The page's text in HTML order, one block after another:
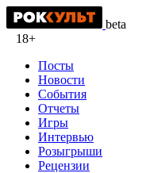
beta
18+
Посты
Новости
События
Отчеты
Игры
Интервью
Розыгрыши
Рецензии